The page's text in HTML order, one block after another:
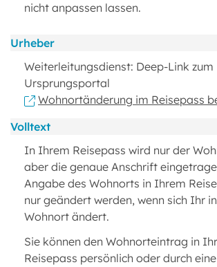
nicht anpassen lassen.
Urheber
Weiterleitungsdienst: Deep-Link zum
Ursprungsportal
Wohnortänderung im Reisepass
Volltext
In Ihrem Reisepass wird nur der
aber die genaue Anschrift
Angabe des Wohnorts in Ihrem
nur geändert werden, wenn sich Ihr
Wohnort ändert.
Sie können den Wohnorteintrag in
Reisepass persönlich oder durch